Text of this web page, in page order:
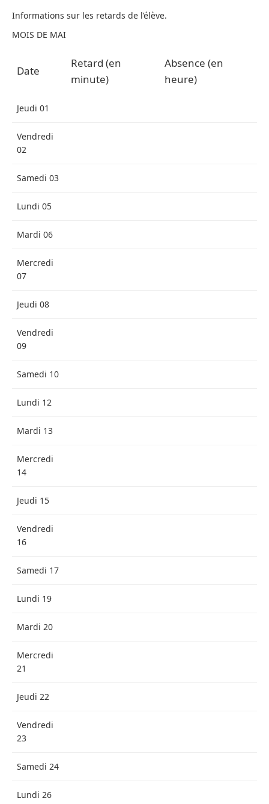
Informations sur les retards de l’élève.
MOIS DE MAI
Date
Retard (en
minute)
Absence (en
heure)
Jeudi 01
Vendredi
02
Samedi 03
Lundi 05
Mardi 06
Mercredi
07
Jeudi 08
Vendredi
09
Samedi 10
Lundi 12
Mardi 13
Mercredi
14
Jeudi 15
Vendredi
16
Samedi 17
Lundi 19
Mardi 20
Mercredi
21
Jeudi 22
Vendredi
23
Samedi 24
Lundi 26